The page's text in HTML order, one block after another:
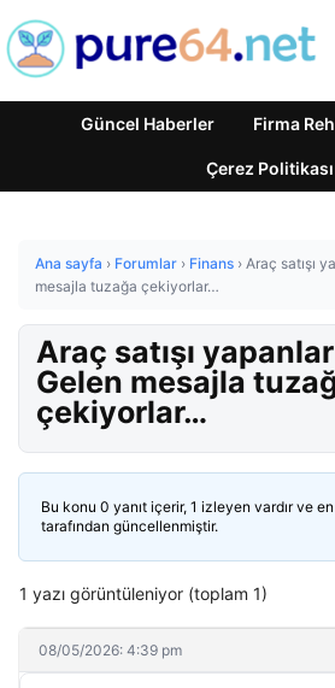
Güncel Haberler Firma
Çerez Politikası
Ana sayfa › Forumlar › Finans › Araç satışı
mesajla tuzağa çekiyorlar…
Araç satışı
Gelen mesajla
çekiyorlar…
Bu konu 0 yanıt içerir, 1 izleyen vardır ve
tarafından güncellenmiştir.
1 yazı görüntüleniyor (toplam 1)
08/05/2026: 4:39 pm